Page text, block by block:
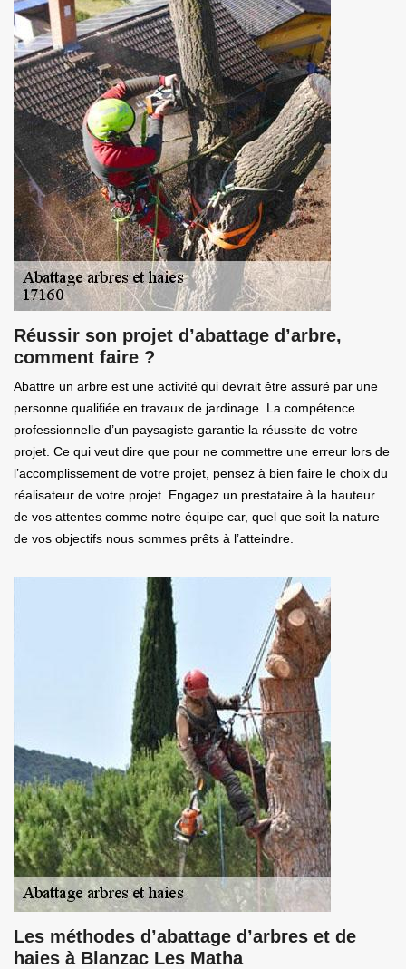
Réussir son projet d’abattage d’arbre,
comment faire ?
Abattre un arbre est une activité qui devrait être assuré par une
personne qualifiée en travaux de jardinage. La compétence
professionnelle d’un paysagiste garantie la réussite de votre
projet. Ce qui veut dire que pour ne commettre une erreur lors de
l’accomplissement de votre projet, pensez à bien faire le choix du
réalisateur de votre projet. Engagez un prestataire à la hauteur
de vos attentes comme notre équipe car, quel que soit la nature
de vos objectifs nous sommes prêts à l’atteindre.
Les méthodes d’abattage d’arbres et de
haies à Blanzac Les Matha